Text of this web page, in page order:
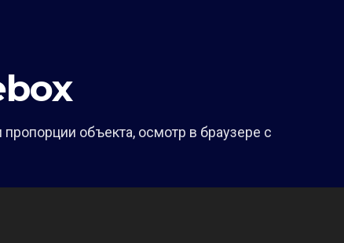
объекта, осмотр в браузере с